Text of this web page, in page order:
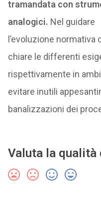
tramandata con
analogici. Nel guidare
l’evoluzione
chiare le differenti
rispettivamente in
evitare inutili
banalizzazioni dei
Valuta la